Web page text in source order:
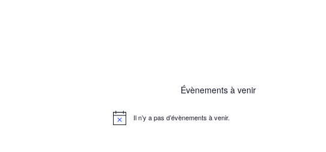
Évènements à venir
N
Il n’y a pas d’évènements à venir.